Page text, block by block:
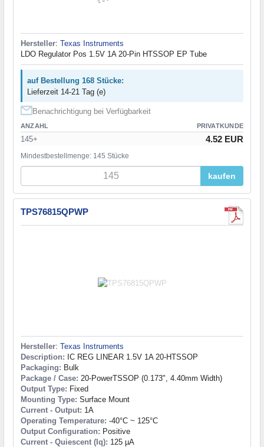
Hersteller: Texas Instruments
LDO Regulator Pos 1.5V 1A 20-Pin HTSSOP EP Tube
auf Bestellung 168 Stücke:
Lieferzeit 14-21 Tag (e)
Benachrichtigung bei Verfügbarkeit
ANZAHL PRIVATKUNDE
145+ 4.52 EUR
Mindestbestellmenge: 145 Stücke
kaufen
TPS76815QPWP
Hersteller: Texas Instruments
Description: IC REG LINEAR 1.5V 1A 20-HTSSOP
Packaging: Bulk
Package / Case: 20-PowerTSSOP (0.173", 4.40mm Width)
Output Type: Fixed
Mounting Type: Surface Mount
Current - Output: 1A
Operating Temperature: -40°C ~ 125°C
Output Configuration: Positive
Current - Quiescent (Iq): 125 µA